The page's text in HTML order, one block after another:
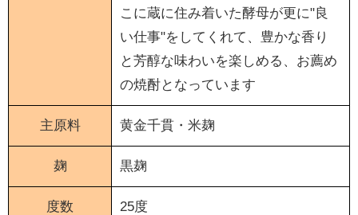
こに蔵に住み着いた酵母が更に"良
い仕事"をしてくれて、豊かな香り
と芳醇な味わいを楽しめる、お薦め
の焼酎となっています
主原料 黄金千貫・米麹
麹 黒麹
度数 25度